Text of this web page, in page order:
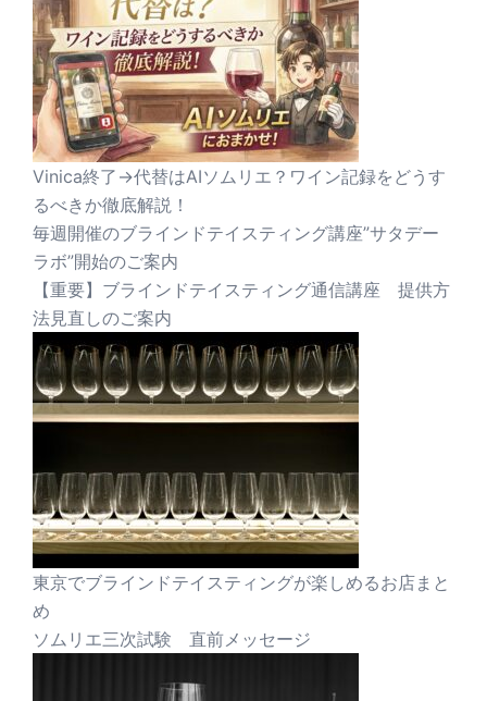
Vinica終了→代替はAIソムリエ？ワイン記録をどうす
るべきか徹底解説！
毎週開催のブラインドテイスティング講座”サタデー
ラボ”開始のご案内
【重要】ブラインドテイスティング通信講座 提供方
法見直しのご案内
東京でブラインドテイスティングが楽しめるお店まと
め
ソムリエ三次試験 直前メッセージ